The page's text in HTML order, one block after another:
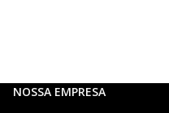
NOSSA EMPRESA